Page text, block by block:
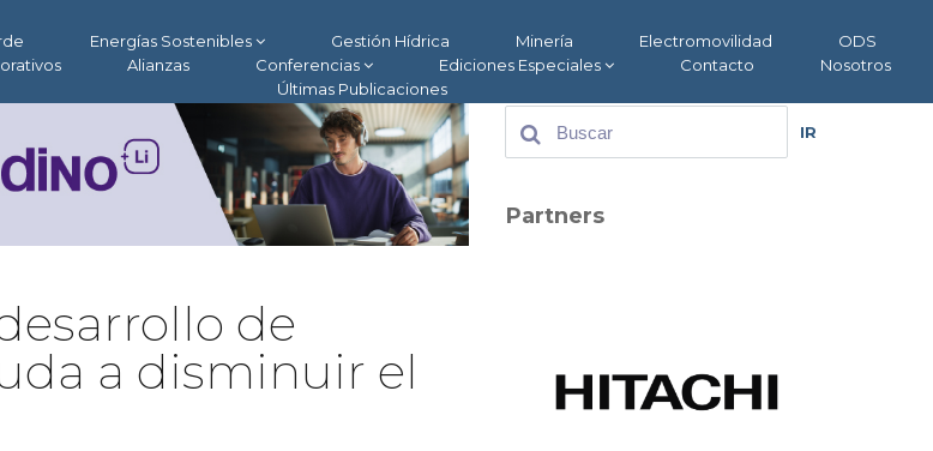
Energías Sostenibles Gestión Hídrica Minería Electromovilidad
ODS
Alianzas Conferencias Ediciones Especiales Contacto
Nosotros
Últimas Publicaciones
de
a disminuir el
IR
Partners